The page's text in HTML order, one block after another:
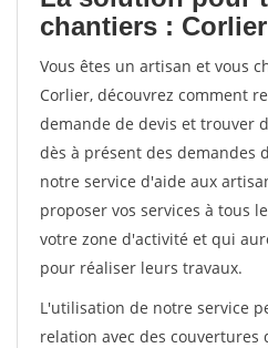
chantiers : Corlier
Vous êtes un artisan et vous
Corlier, découvrez comment
demande de devis et trouver
dès à présent des demandes
notre service d'aide aux
proposer vos services à tous
votre zone d'activité et qui
pour réaliser leurs travaux.
L'utilisation de notre service
relation avec des couvertures